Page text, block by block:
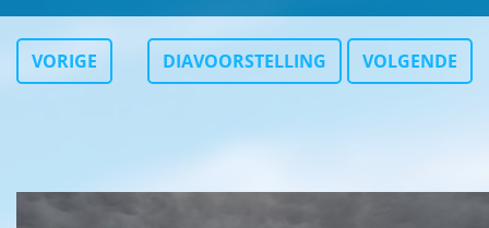
VORIGE DIAVOORSTELLING VOLGENDE